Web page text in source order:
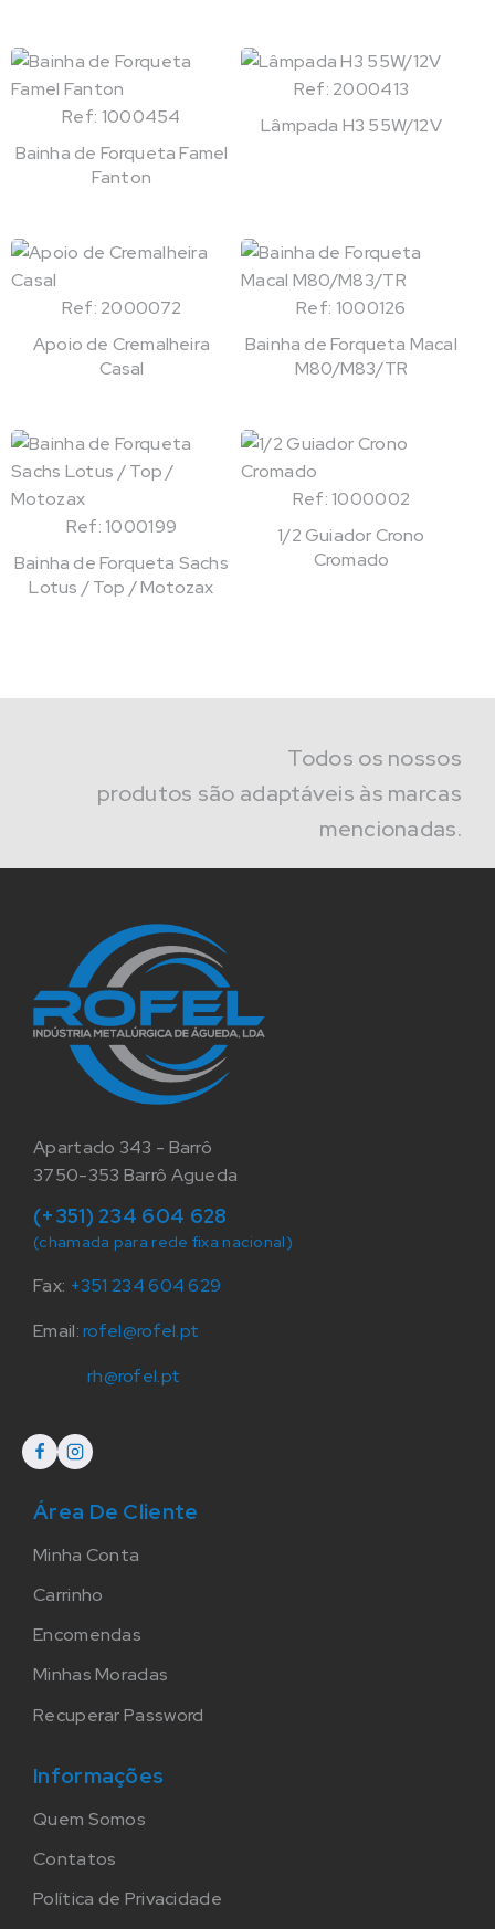
Ref: 1000454
Bainha de Forqueta Famel
Fanton
Ref: 2000413
Lâmpada H3 55W/12V
Ref: 2000072
Apoio de Cremalheira
Casal
Ref: 1000126
Bainha de Forqueta Macal
M80/M83/TR
Ref: 1000199
Bainha de Forqueta Sachs
Lotus / Top / Motozax
Ref: 1000002
1/2 Guiador Crono
Cromado
Todos os nossos
produtos são adaptáveis às marcas
mencionadas.
Apartado 343 - Barrô
3750-353 Barrô Agueda
(+351) 234 604 628
(chamada para rede fixa nacional)
Fax: +351 234 604 629
Email:rofel@rofel.pt
rh@rofel.pt
Área De Cliente
Minha Conta
Carrinho
Encomendas
Minhas Moradas
Recuperar Password
Informações
Quem Somos
Contatos
Política de Privacidade